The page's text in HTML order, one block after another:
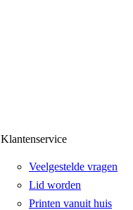
Klantenservice
Veelgestelde vragen
Lid worden
Printen vanuit huis